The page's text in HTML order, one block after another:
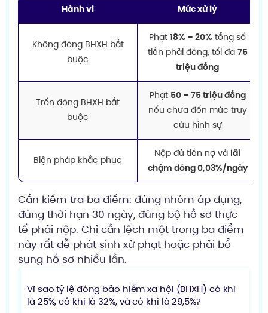
Hành vi Mức xử lý
Không đóng BHXH bắt
buộc
Phạt 18% – 20% tổng số
tiền phải đóng, tối đa 75
triệu đồng
Trốn đóng BHXH bắt
buộc
Phạt 50 – 75 triệu đồng
nếu chưa đến mức truy
cứu hình sự
Biện pháp khắc phục
Nộp đủ tiền nợ và lãi
chậm đóng 0,03%/ngày
Cần kiểm tra ba điểm: đúng nhóm áp dụng,
đúng thời hạn 30 ngày, đúng bộ hồ sơ thực
tế phải nộp. Chỉ cần lệch một trong ba điểm
này rất dễ phát sinh xử phạt hoặc phải bổ
sung hồ sơ nhiều lần.
Vì sao tỷ lệ đóng bảo hiểm xã hội (BHXH) có khi
là 25%, có khi là 32%, và có khi là 29,5%?